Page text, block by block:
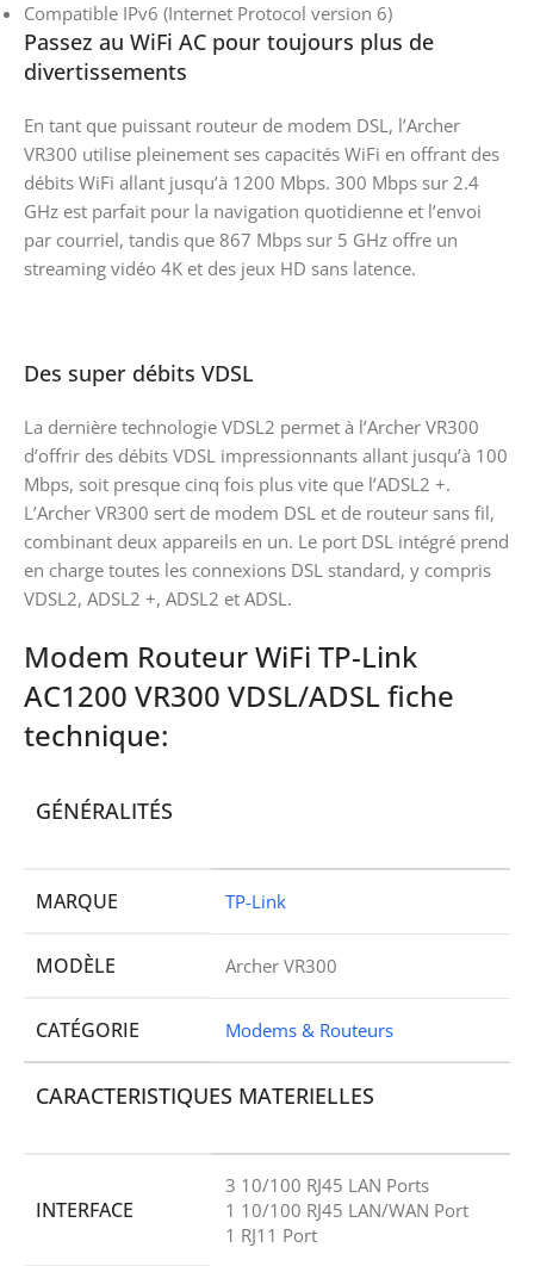
Compatible IPv6 (Internet Protocol version 6)
Passez au WiFi AC pour toujours plus de
divertissements
En tant que puissant routeur de modem DSL, l’Archer
VR300 utilise pleinement ses capacités WiFi en offrant des
débits WiFi allant jusqu’à 1200 Mbps. 300 Mbps sur 2.4
GHz est parfait pour la navigation quotidienne et l’envoi
par courriel, tandis que 867 Mbps sur 5 GHz offre un
streaming vidéo 4K et des jeux HD sans latence.
Des super débits VDSL
La dernière technologie VDSL2 permet à l’Archer VR300
d’offrir des débits VDSL impressionnants allant jusqu’à 100
Mbps, soit presque cinq fois plus vite que l’ADSL2 +.
L’Archer VR300 sert de modem DSL et de routeur sans fil,
combinant deux appareils en un. Le port DSL intégré prend
en charge toutes les connexions DSL standard, y compris
VDSL2, ADSL2 +, ADSL2 et ADSL.
Modem Routeur WiFi TP-Link
AC1200 VR300 VDSL/ADSL fiche
technique:
GÉNÉRALITÉS
MARQUE TP-Link
MODÈLE Archer VR300
CATÉGORIE Modems & Routeurs
CARACTERISTIQUES MATERIELLES
INTERFACE
3 10/100 RJ45 LAN Ports
1 10/100 RJ45 LAN/WAN Port
1 RJ11 Port